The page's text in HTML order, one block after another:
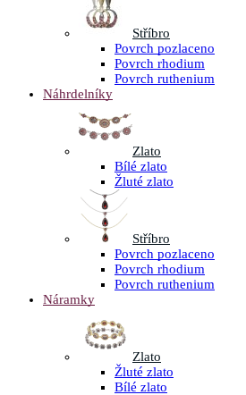
Stříbro
Povrch pozlaceno
Povrch rhodium
Povrch ruthenium
Náhrdelníky
Zlato
Bílé zlato
Žluté zlato
Stříbro
Povrch pozlaceno
Povrch rhodium
Povrch ruthenium
Náramky
Zlato
Žluté zlato
Bílé zlato